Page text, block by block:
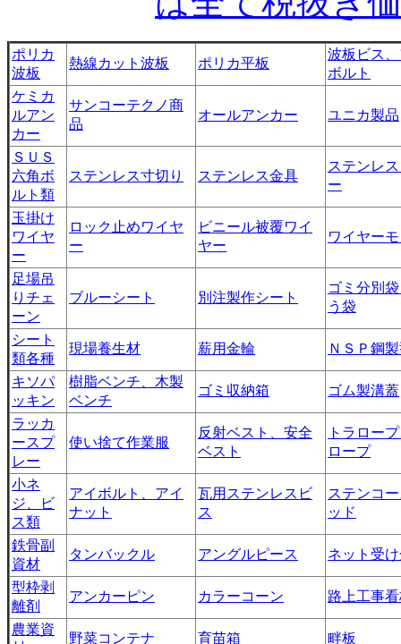
ポリカ
波板
熱線カット波板 ポリカ平板
波板ビス
ボルト
ケミカ
ルアン
カー
サンコーテクノ商
品
オールアンカー ユニカ製品
ＳＵＳ
六角ボ
ルト類
ステンレス寸切り ステンレス金具
ステンレ
ー
玉掛け
ワイヤ
ー
ロック止めワイヤ
ー
ビニール被覆ワイ
ヤー
ワイヤー
足場吊
りチェ
ーン
ブルーシート 別注製作シート
ゴミ分別
う袋
シート
類各種
現場養生材 薪用金輪 ＮＳＰ鋼
キソパ
ッキン
樹脂ベンチ、木製
ベンチ
ゴミ収納箱 ゴム製溝蓋
ラッカ
ースプ
レー
使い捨て作業服
反射ベスト、安全
ベスト
トラロー
ロープ
小ネ
ジ、ビ
ス類
アイボルト、アイ
ナット
瓦用ステンレスビ
ス
ステンコ
ッド
鉄骨副
資材
タンバックル アングルピース ネット受
型枠剥
離剤
アンカーピン カラーコーン 路上工事
農業資
野菜コンテナ 育苗箱 畔板